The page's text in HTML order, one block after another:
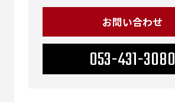
お問い合わせ
053-431-3080